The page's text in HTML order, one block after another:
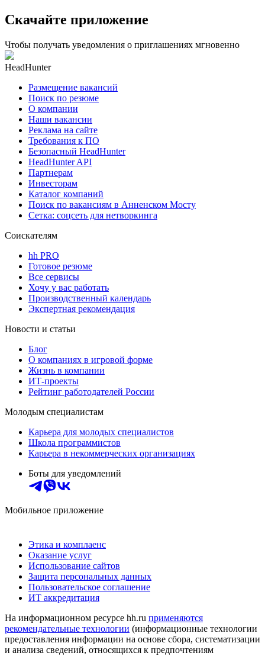
Скачайте приложение
Чтобы получать уведомления о приглашениях мгновенно
HeadHunter
Размещение вакансий
Поиск по резюме
О компании
Наши вакансии
Реклама на сайте
Требования к ПО
Безопасный HeadHunter
HeadHunter API
Партнерам
Инвесторам
Каталог компаний
Поиск по вакансиям в Анненском Мосту
Сетка: соцсеть для нетворкинга
Соискателям
hh PRO
Готовое резюме
Все сервисы
Хочу у вас работать
Производственный календарь
Экспертная рекомендация
Новости и статьи
Блог
О компаниях в игровой форме
Жизнь в компании
ИТ-проекты
Рейтинг работодателей России
Молодым специалистам
Карьера для молодых специалистов
Школа программистов
Карьера в некоммерческих организациях
Боты для уведомлений
Мобильное приложение
Этика и комплаенс
Оказание услуг
Использование сайтов
Защита персональных данных
Пользовательское соглашение
ИТ аккредитация
На информационном ресурсе hh.ru применяются
рекомендательные технологии (информационные технологии
предоставления информации на основе сбора, систематизации
и анализа сведений, относящихся к предпочтениям